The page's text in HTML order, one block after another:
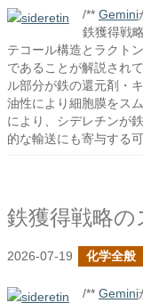
/** Gemini
鉄獲得戦
テコール構造とラクト
であることが解説され
ル部分が鉄の還元剤・
油性により細胞膜をス
により、シデレチンが
的な輸送にも寄与する
2026-07-19 化学全般
/** Gemini